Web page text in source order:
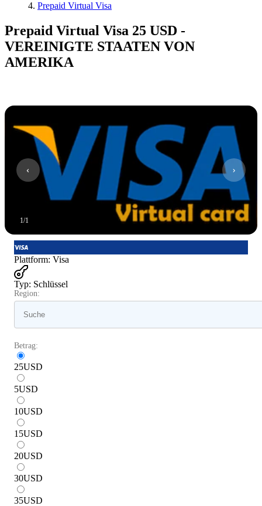
Prepaid Virtual Visa
Prepaid Virtual Visa 25 USD -
VEREINIGTE STAATEN VON
AMERIKA
1/1
Plattform: Visa
Typ: Schlüssel
Region:
Betrag:
25USD
5USD
10USD
15USD
20USD
30USD
35USD